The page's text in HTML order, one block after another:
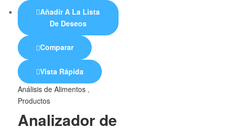
Añadir A La Lista
De Deseos
Comparar
Vista Rápida
Análisis de Alimentos,
Productos
Analizador de